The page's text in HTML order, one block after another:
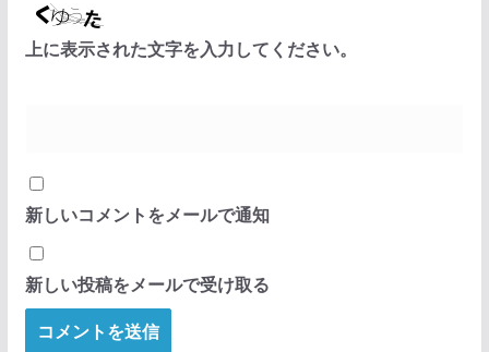
上に表示された文字を入力してください。
新しいコメントをメールで通知
新しい投稿をメールで受け取る